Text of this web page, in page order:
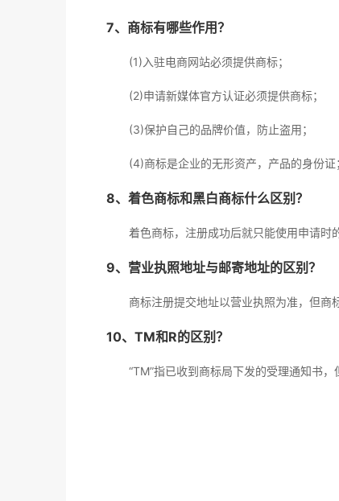
7、商标有哪些作用？
(1)入驻电商网站必须提供商标；
(2)申请新媒体官方认证必须提供商标；
(3)保护自己的品牌价值，防止盗用；
(4)商标是企业的无形资产，产品的身份证
8、着色商标和黑白商标什么区别？
着色商标，注册成功后就只能使用申请时
9、营业执照地址与邮寄地址的区别？
商标注册提交地址以营业执照为准，但商
10、TM和R的区别？
“TM”指已收到商标局下发的受理通知书